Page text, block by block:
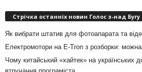
Стрічка останніх новин Голос з-над Бугу
Як вибрати штатив для фотоапарата та
Електромотори на E-Tron з розборки:
Чому китайський «хайтек» на українських